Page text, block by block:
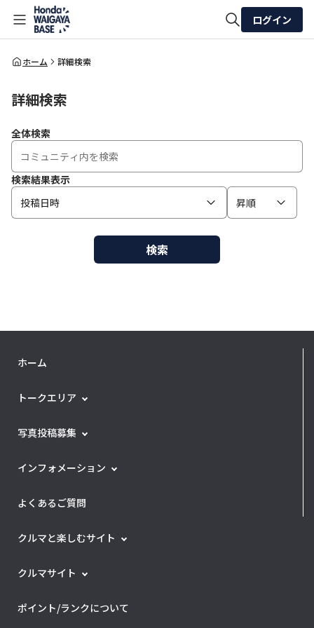
全体検索
ログイン
ホーム 詳細検索
詳細検索
全体検索
検索結果表示
投稿日時
昇順
検索
ホーム
トークエリア
写真投稿募集
インフォメーション
よくあるご質問
クルマと楽しむサイト
クルマサイト
ポイント/ランクについて